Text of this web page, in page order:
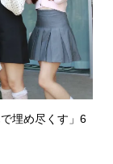
埋め尽くす」6